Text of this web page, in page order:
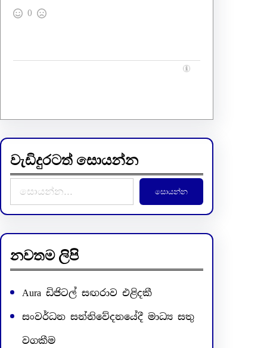
0
වැඩිදුරටත් සොයන්න
e
a
r
c
h
සොයන්න
නවතම ලිපි
Aura ඩිජිටල් සඟරාව එළිදකී
සංවර්ධන සන්නිවේදනයේදී මාධ්‍ය සතු
වගකීම